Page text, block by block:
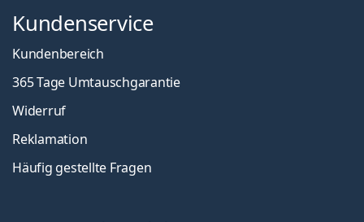
Kundenservice
Kundenbereich
365 Tage Umtauschgarantie
Widerruf
Reklamation
Häufig gestellte Fragen